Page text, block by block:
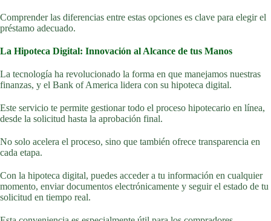
Comprender las diferencias entre estas opciones es clave para elegir el
préstamo adecuado.
La Hipoteca Digital: Innovación al Alcance de tus Manos
La tecnología ha revolucionado la forma en que manejamos nuestras
finanzas, y el Bank of America lidera con su hipoteca digital.
Este servicio te permite gestionar todo el proceso hipotecario en línea,
desde la solicitud hasta la aprobación final.
No solo acelera el proceso, sino que también ofrece transparencia en
cada etapa.
Con la hipoteca digital, puedes acceder a tu información en cualquier
momento, enviar documentos electrónicamente y seguir el estado de tu
solicitud en tiempo real.